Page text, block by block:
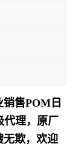
销售POM日
理，原厂
无欺，欢迎